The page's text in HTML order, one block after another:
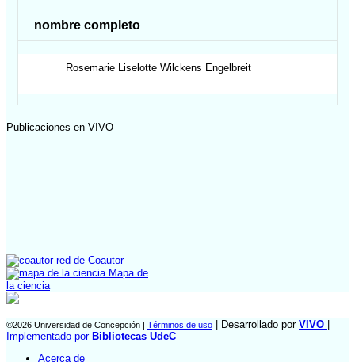
nombre completo
Rosemarie Liselotte Wilckens Engelbreit
Publicaciones en VIVO
red de Coautor
Mapa de
la ciencia
©2026 Universidad de Concepción | Términos de uso | Desarrollado por VIVO |
Implementado por Bibliotecas UdeC
Acerca de